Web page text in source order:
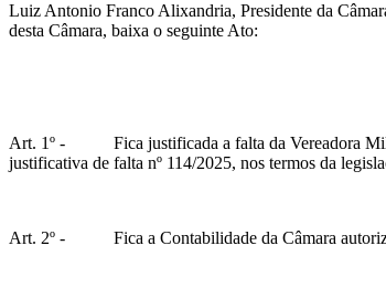
Luiz Antonio Franco Alixandria, Presidente da
desta Câmara, baixa o seguinte Ato:
Art. 1º - Fica justificada a falta da Vereadora
justificativa de falta nº 114/2025, nos termos da
Art. 2º - Fica a Contabilidade da Câmara